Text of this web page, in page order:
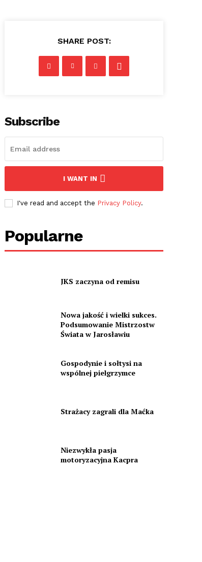
SHARE POST:
Subscribe
I WANT IN
I've read and accept the Privacy Policy.
Popularne
JKS zaczyna od remisu
Nowa jakość i wielki sukces.
Podsumowanie Mistrzostw
Świata w Jarosławiu
Gospodynie i sołtysi na
wspólnej pielgrzymce
Strażacy zagrali dla Maćka
Niezwykła pasja
motoryzacyjna Kacpra